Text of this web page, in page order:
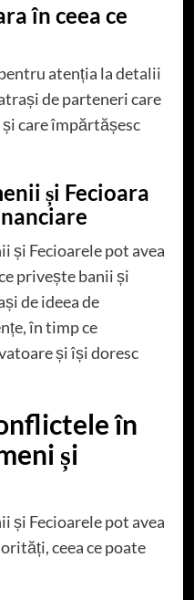
în ceea ce
atenția la detalii
de parteneri care
care împărtășesc
și Fecioara
și Fecioarele pot avea
privește banii și
de ideea de
în timp ce
și își doresc
în
și
și Fecioarele pot avea
ceea ce poate